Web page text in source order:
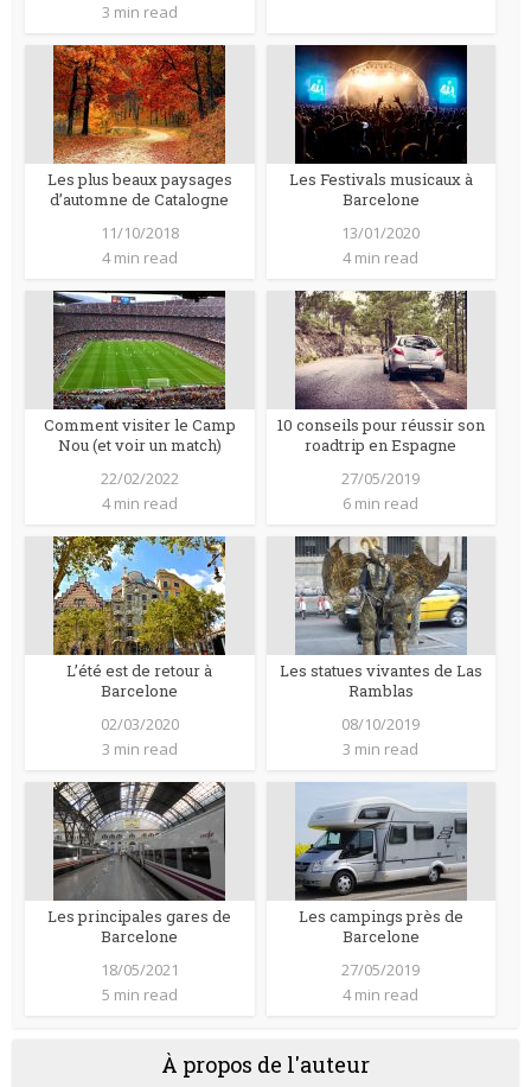
3 min read
Les plus beaux paysages
d’automne de Catalogne
11/10/2018
4 min read
Les Festivals musicaux à
Barcelone
13/01/2020
4 min read
Comment visiter le Camp
Nou (et voir un match)
22/02/2022
4 min read
10 conseils pour réussir son
roadtrip en Espagne
27/05/2019
6 min read
L’été est de retour à
Barcelone
02/03/2020
3 min read
Les statues vivantes de Las
Ramblas
08/10/2019
3 min read
Les principales gares de
Barcelone
18/05/2021
5 min read
Les campings près de
Barcelone
27/05/2019
4 min read
À propos de l'auteur